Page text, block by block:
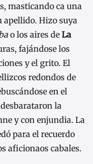
masticando ca una
Hizo suya
o los aires de La
fajándose los
y el grito. El
redondos de
en el
la
y con enjundia. La
para el recuerdo
aficionaos cabales.